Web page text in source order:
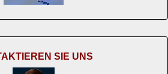
SIE UNS